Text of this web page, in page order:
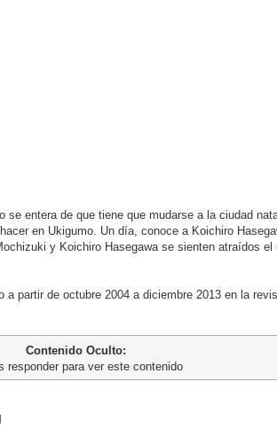
entera de que tiene que mudarse a la ciudad
en Ukigumo. Un día, conoce a Koichiro
y Koichiro Hasegawa se sienten atraídos
partir de octubre 2004 a diciembre 2013 en la
Contenido Oculto:
responder para ver este contenido